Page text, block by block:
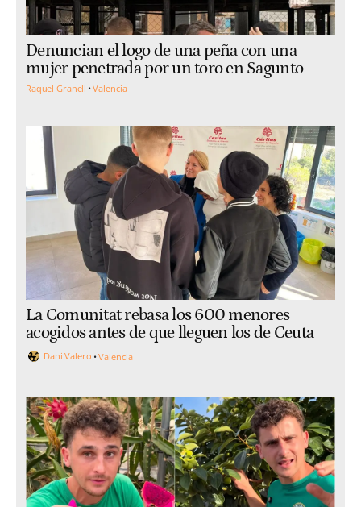
Denuncian el logo de una peña con una
mujer penetrada por un toro en Sagunto
Raquel Granell Valencia
La Comunitat rebasa los 600 menores
acogidos antes de que lleguen los de Ceuta
Dani Valero Valencia